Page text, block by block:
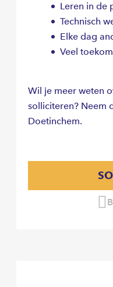
Leren in de
Technisch
Elke dag
Veel
Wil je meer weten
solliciteren? Neem
Doetinchem.